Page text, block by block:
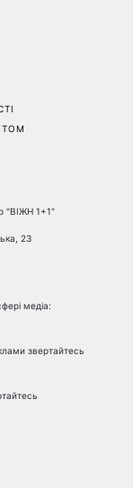
"ВІЖН 1+1"
23
медіа:
звертайтесь